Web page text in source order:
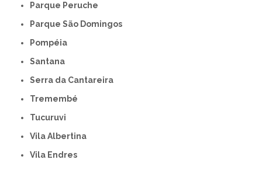
Parque Peruche
Parque São Domingos
Pompéia
Santana
Serra da Cantareira
Tremembé
Tucuruvi
Vila Albertina
Vila Endres